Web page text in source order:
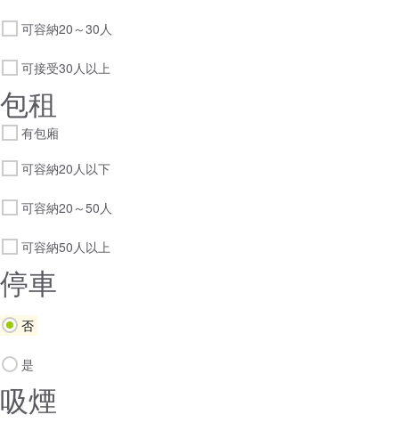
可容納20～30人
可接受30人以上
包租
有包廂
可容納20人以下
可容納20～50人
可容納50人以上
停車
否
是
吸煙